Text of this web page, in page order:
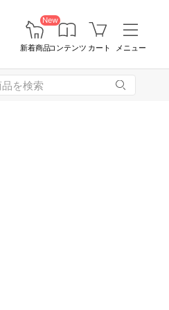
New
新着商品コンテンツ カート メニュー